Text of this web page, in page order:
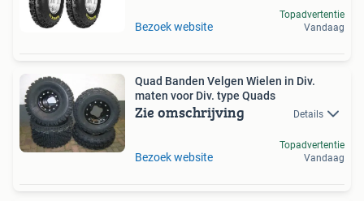
Bezoek website
Topadvertentie
Vandaag
Quad Banden Velgen Wielen in Div.
maten voor Div. type Quads
Zie omschrijving Details
Bezoek website
Topadvertentie
Vandaag